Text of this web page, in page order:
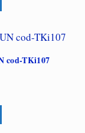
cod-TKi107